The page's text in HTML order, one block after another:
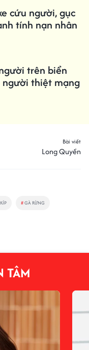
cứu người, gục
tính nạn nhân
trên biển
người thiệt mạng
Bài viết
Long Quyền
#GÀ RỪNG
TÂM